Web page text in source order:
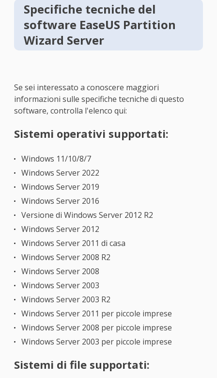
Specifiche tecniche del
software EaseUS Partition
Wizard Server
Se sei interessato a conoscere maggiori
informazioni sulle specifiche tecniche di questo
software, controlla l'elenco qui:
Sistemi operativi supportati:
Windows 11/10/8/7
Windows Server 2022
Windows Server 2019
Windows Server 2016
Versione di Windows Server 2012 R2
Windows Server 2012
Windows Server 2011 di casa
Windows Server 2008 R2
Windows Server 2008
Windows Server 2003
Windows Server 2003 R2
Windows Server 2011 per piccole imprese
Windows Server 2008 per piccole imprese
Windows Server 2003 per piccole imprese
Sistemi di file supportati: